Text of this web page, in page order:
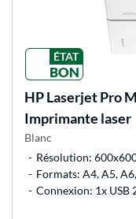
ÉTAT
BON
HPLaserjet Pro
Imprimante laser
Blanc
Résolution:
Formats: A4, A5,
Connexion: 1x USB